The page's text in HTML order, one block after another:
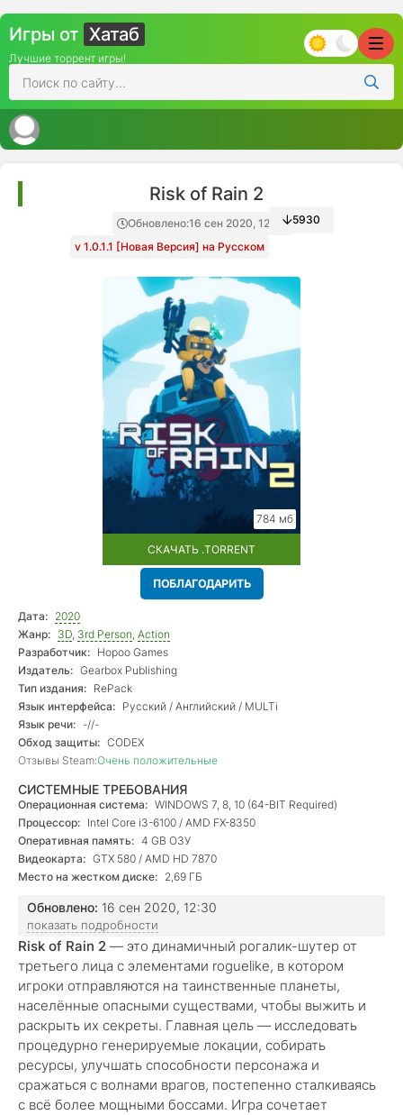
Игры от Хатаб
Лучшие торрент игры!
Risk of Rain 2
Обновлено:16 сен 2020, 12:30
v 1.0.1.1 [Новая Версия] на Русском
5930
784 мб
СКАЧАТЬ .TORRENT
ПОБЛАГОДАРИТЬ
Дата: 2020
Жанр: 3D, 3rd Person, Action
Разработчик: Hopoo Games
Издатель: Gearbox Publishing
Тип издания: RePack
Язык интерфейса: Русский / Английский / MULTi
Язык речи: -//-
Обход защиты: CODEX
Отзывы Steam:Очень положительные
СИСТЕМНЫЕ ТРЕБОВАНИЯ
Операционная система: WINDOWS 7, 8, 10 (64-BIT Required)
Процессор: Intel Core i3-6100 / AMD FX-8350
Оперативная память: 4 GB ОЗУ
Видеокарта: GTX 580 / AMD HD 7870
Место на жестком диске: 2,69 ГБ
Обновлено: 16 сен 2020, 12:30
показать подробности
Risk of Rain 2 — это динамичный рогалик-шутер от
третьего лица с элементами roguelike, в котором
игроки отправляются на таинственные планеты,
населённые опасными существами, чтобы выжить и
раскрыть их секреты. Главная цель — исследовать
процедурно генерируемые локации, собирать
ресурсы, улучшать способности персонажа и
сражаться с волнами врагов, постепенно сталкиваясь
с всё более мощными боссами. Игра сочетает